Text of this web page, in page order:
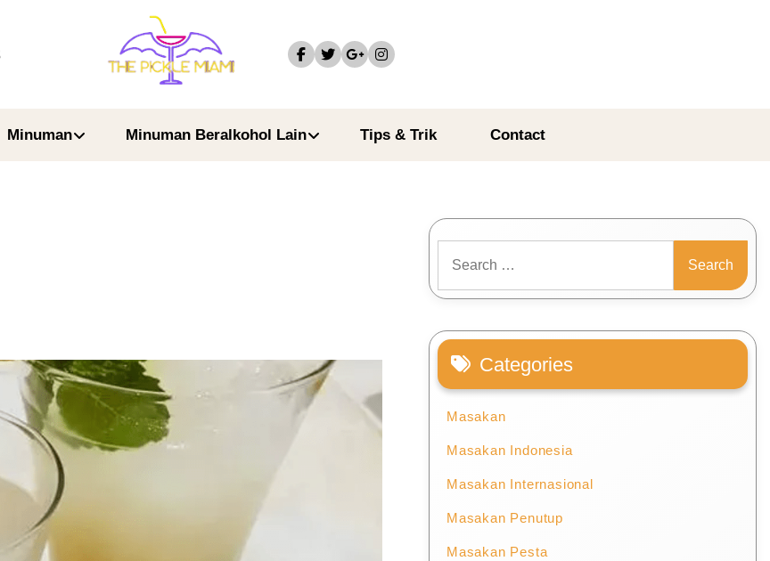
Minuman Minuman Beralkohol Lain Tips & Trik Contact
for:
Categories
Masakan
Masakan Indonesia
Masakan Internasional
Masakan Penutup
Masakan Pesta